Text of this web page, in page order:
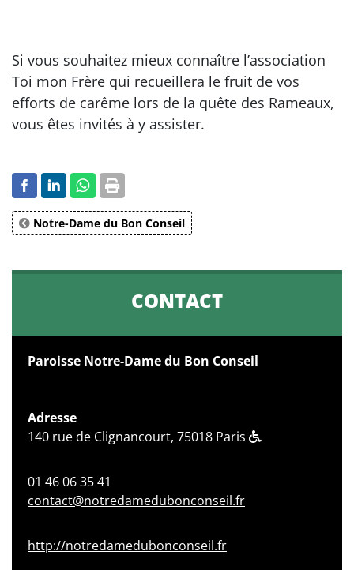
Si vous souhaitez mieux connaître l’association
Toi mon Frère qui recueillera le fruit de vos
efforts de carême lors de la quête des Rameaux,
vous êtes invités à y assister.
Notre-Dame du Bon Conseil
CONTACT
Paroisse Notre-Dame du Bon Conseil
Adresse
140 rue de Clignancourt, 75018 Paris
01 46 06 35 41
contact@notredamedubonconseil.fr
http://notredamedubonconseil.fr